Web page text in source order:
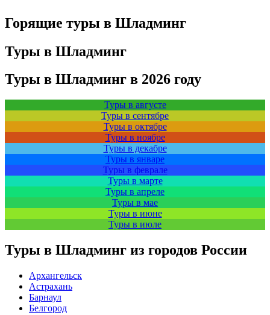
Горящие туры в Шладминг
Туры в Шладминг
Туры в Шладминг в 2026 году
Туры в августе
Туры в сентябре
Туры в октябре
Туры в ноябре
Туры в декабре
Туры в январе
Туры в феврале
Туры в марте
Туры в апреле
Туры в мае
Туры в июне
Туры в июле
Туры в Шладминг из городов России
Архангельск
Астрахань
Барнаул
Белгород